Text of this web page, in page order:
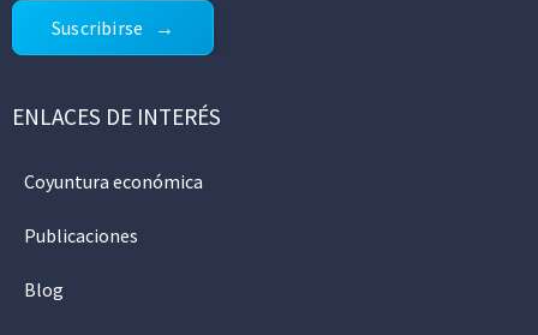
Suscribirse
ENLACES DE INTERÉS
Coyuntura económica
Publicaciones
Blog